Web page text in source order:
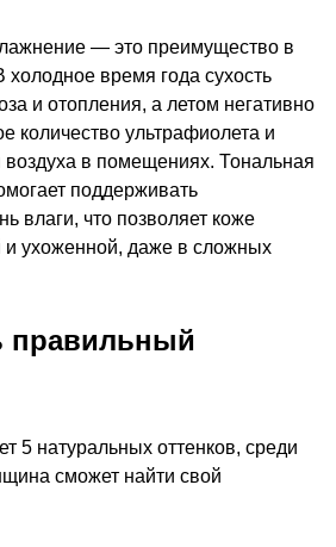
— это преимущество в
время года сухость
и отопления, а летом негативно
количество ультрафиолета и
в помещениях. Тональная
поддерживать
влаги, что позволяет коже
и ухоженной, даже в сложных
правильный
5 натуральных оттенков, среди
сможет найти свой